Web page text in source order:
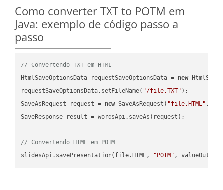
Como converter TXT to POTM em
Java: exemplo de código passo a
passo
// Convertendo TXT em HTML
HtmlSaveOptionsData requestSaveOptionsData = new
requestSaveOptionsData.setFileName( "/file.TXT" );
SaveAsRequest request = new SaveAsRequest( "file.HTML"
SaveResponse result = wordsApi.saveAs(request);
// Convertendo HTML em POTM
slidesApi.savePresentation(file.HTML,
"POTM"